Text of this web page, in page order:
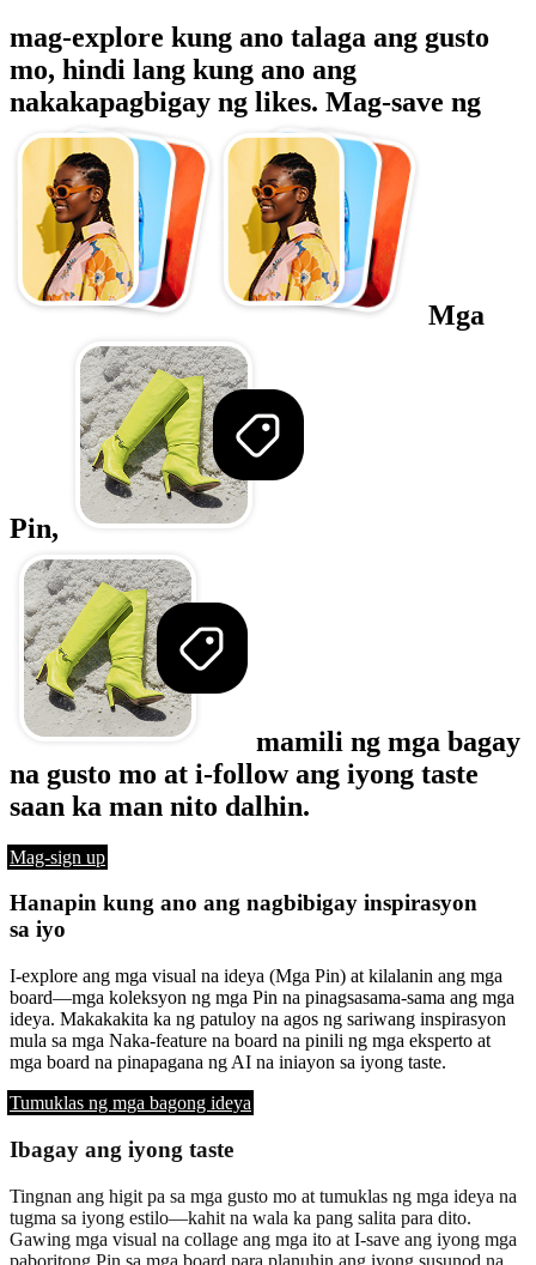
mag-explore kung ano talaga ang gusto
mo, hindi lang kung ano ang
nakakapagbigay ng likes. Mag-save ng
Mga
Pin,
mamili ng mga bagay
na gusto mo at i-follow ang iyong taste
saan ka man nito dalhin.
Mag-sign up
Hanapin kung ano ang nagbibigay inspirasyon
sa iyo
I-explore ang mga visual na ideya (Mga Pin) at kilalanin ang mga
board—mga koleksyon ng mga Pin na pinagsasama-sama ang mga
ideya. Makakakita ka ng patuloy na agos ng sariwang inspirasyon
mula sa mga Naka-feature na board na pinili ng mga eksperto at
mga board na pinapagana ng AI na iniayon sa iyong taste.
Tumuklas ng mga bagong ideya
Ibagay ang iyong taste
Tingnan ang higit pa sa mga gusto mo at tumuklas ng mga ideya na
tugma sa iyong estilo—kahit na wala ka pang salita para dito.
Gawing mga visual na collage ang mga ito at I-save ang iyong mga
paboritong Pin sa mga board para planuhin ang iyong susunod na